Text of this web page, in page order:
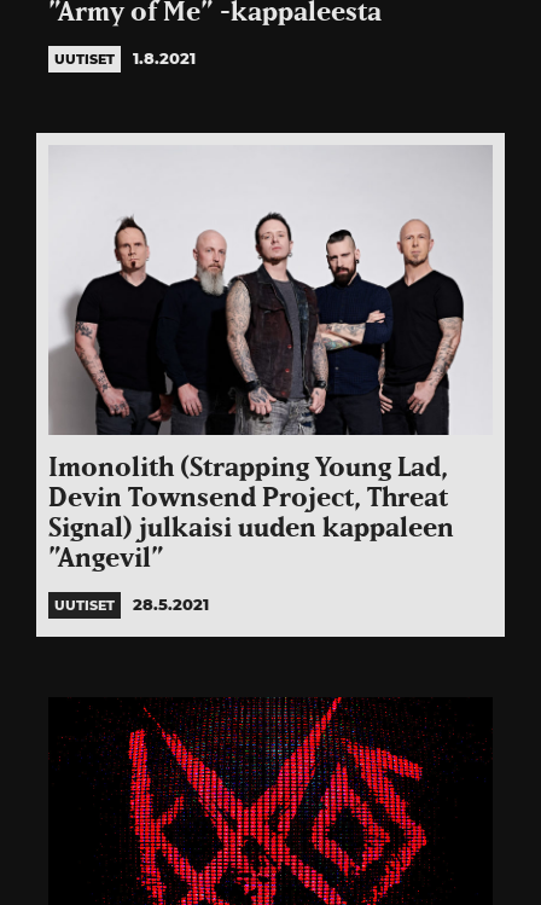
”Army of Me” -kappaleesta
UUTISET 1.8.2021
Imonolith (Strapping Young Lad,
Devin Townsend Project, Threat
Signal) julkaisi uuden kappaleen
”Angevil”
UUTISET 28.5.2021